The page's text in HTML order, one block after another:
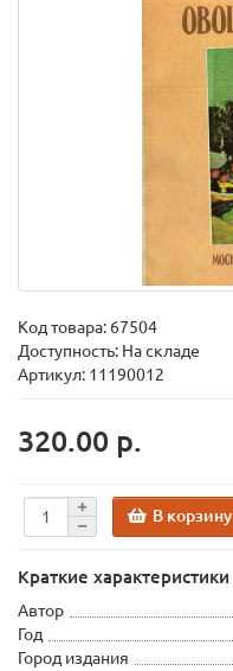
Код товара: 67504
Доступность: На складе
Артикул: 11190012
320.00 р.
В корзину
Краткие характеристики
Автор
Год
Город издания